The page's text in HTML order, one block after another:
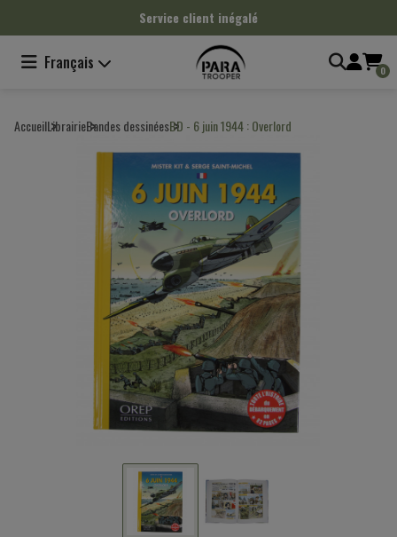
Service client inégalé
Français 0
AccueilLibrairieBandes dessinéesBD - 6 juin 1944 : Overlord